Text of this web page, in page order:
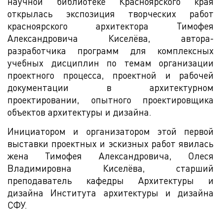
открылась экспозиция творческих работ
красноярского архитектора Тимофея
Александровича Киселёва, автора-
разработчика программ для комплексных
учебных дисциплин по темам организации
проектного процесса, проектной и рабочей
документации в архитектурном
проектировании, опытного проектировщика
объектов архитектуры и дизайна.
Инициатором и организатором этой первой
выставки проектных и эскизных работ явилась
жена Тимофея Александровича, Олеся
Владимировна Киселёва, старший
преподаватель кафедры Архитектуры и
дизайна Института архитектуры и дизайна
СФУ.